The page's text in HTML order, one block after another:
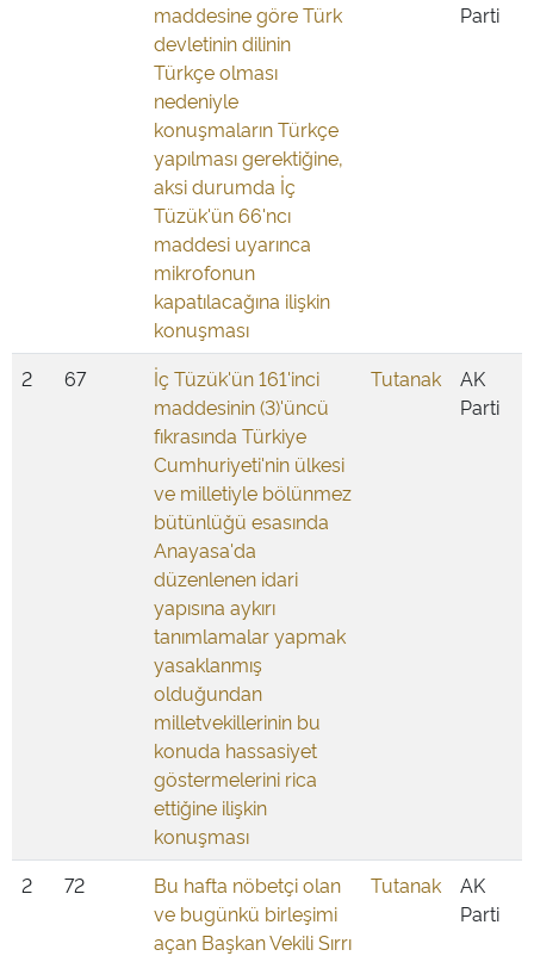
maddesine göre Türk
devletinin dilinin
Türkçe olması
nedeniyle
konuşmaların Türkçe
yapılması gerektiğine,
aksi durumda İç
Tüzük'ün 66'ncı
maddesi uyarınca
mikrofonun
kapatılacağına ilişkin
konuşması
Parti
2 67
İç Tüzük'ün 161'inci
maddesinin (3)'üncü
fıkrasında Türkiye
Cumhuriyeti'nin ülkesi
ve milletiyle bölünmez
bütünlüğü esasında
Anayasa'da
düzenlenen idari
yapısına aykırı
tanımlamalar yapmak
yasaklanmış
olduğundan
milletvekillerinin bu
konuda hassasiyet
göstermelerini rica
ettiğine ilişkin
konuşması
Tutanak
AK
Parti
2 72
Bu hafta nöbetçi olan
ve bugünkü birleşimi
açan Başkan Vekili Sırrı
Tutanak
AK
Parti